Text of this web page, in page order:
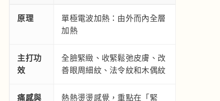
原理
單極電波加熱：由外而內全層
加熱
主打功
效
全臉緊緻、收緊鬆弛皮膚、改
善眼周細紋、法令紋和木偶紋
痛感與 熱熱燙燙感覺，重點在「緊